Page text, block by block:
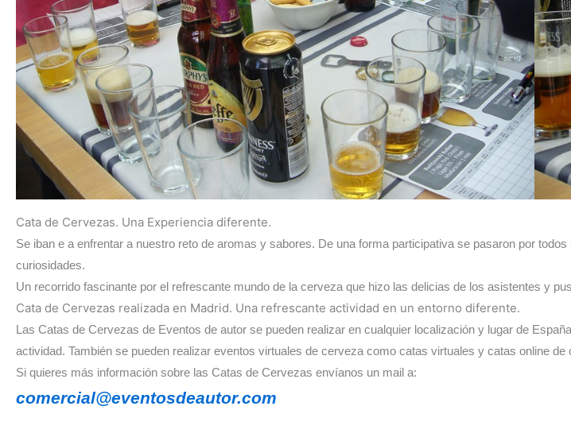
Cata de Cervezas. Una Experiencia diferente.
Se iban e a enfrentar a nuestro reto de aromas y sabores. De una forma participativa se pasaron por
curiosidades.
Un recorrido fascinante por el refrescante mundo de la cerveza que hizo las delicias de los asistentes y
Cata de Cervezas realizada en Madrid. Una refrescante actividad en un entorno diferente.
Las Catas de Cervezas de Eventos de autor se pueden realizar en cualquier localización y lugar de
actividad. También se pueden realizar eventos virtuales de cerveza como catas virtuales y catas online de
Si quieres más información sobre las Catas de Cervezas envíanos un mail a:
comercial@eventosdeautor.com